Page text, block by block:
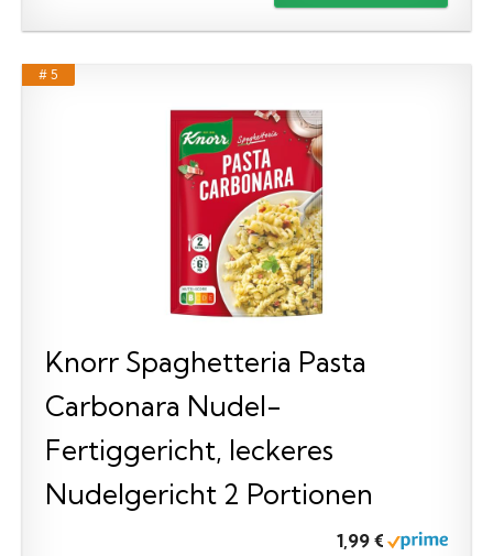
# 5
Knorr Spaghetteria Pasta
Carbonara Nudel-
Fertiggericht, leckeres
Nudelgericht 2 Portionen
1,99 €